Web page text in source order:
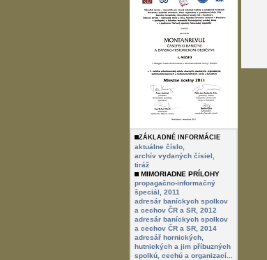
ZÁKLADNÉ INFORMÁCIE
aktuálne číslo,
archív vydaných čísiel,
tiráž
MIMORIADNE PRÍLOHY
propagačno-informačný
špeciál, 2011
adresár baníckych spolkov
a cechov ČR a SR, 2012
adresár baníckych spolkov
a cechov ČR a SR, 2014
adresář hornických,
hutnických a jim příbuzných
spolkú, cechú a organizací...